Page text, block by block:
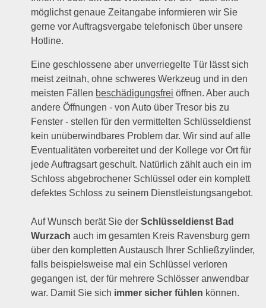
möglichst genaue Zeitangabe informieren wir Sie
gerne vor Auftragsvergabe telefonisch über unsere
Hotline.
Eine geschlossene aber unverriegelte Tür lässt sich
meist zeitnah, ohne schweres Werkzeug und in den
meisten Fällen beschädigungsfrei öffnen. Aber auch
andere Öffnungen - von Auto über Tresor bis zu
Fenster - stellen für den vermittelten Schlüsseldienst
kein unüberwindbares Problem dar. Wir sind auf alle
Eventualitäten vorbereitet und der Kollege vor Ort für
jede Auftragsart geschult. Natürlich zählt auch ein im
Schloss abgebrochener Schlüssel oder ein komplett
defektes Schloss zu seinem Dienstleistungsangebot.
Auf Wunsch berät Sie derSchlüsseldienst Bad
Wurzach auch im gesamten Kreis Ravensburg gern
über den kompletten Austausch Ihrer Schließzylinder,
falls beispielsweise mal ein Schlüssel verloren
gegangen ist, der für mehrere Schlösser anwendbar
war. Damit Sie sich immer sicher fühlen können.